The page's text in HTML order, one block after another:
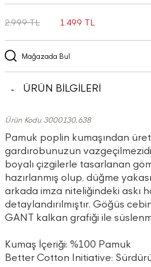
Mağazada Bul
2.999 TL 1.499 TL
ÜRÜN BİLGİLERİ
Ürün Kodu 3000130.638
Pamuk poplin kumaşından
gardırobunuzun
boyalı çizgilerle tasarlanan
hazırlanmış olup, düğme
arkada imza niteliğindeki askı
detaylandırılmıştır. Göğüs
GANT kalkan grafiği ile
Kumaş İçeriği: %100 Pamuk
Better Cotton Initiative: